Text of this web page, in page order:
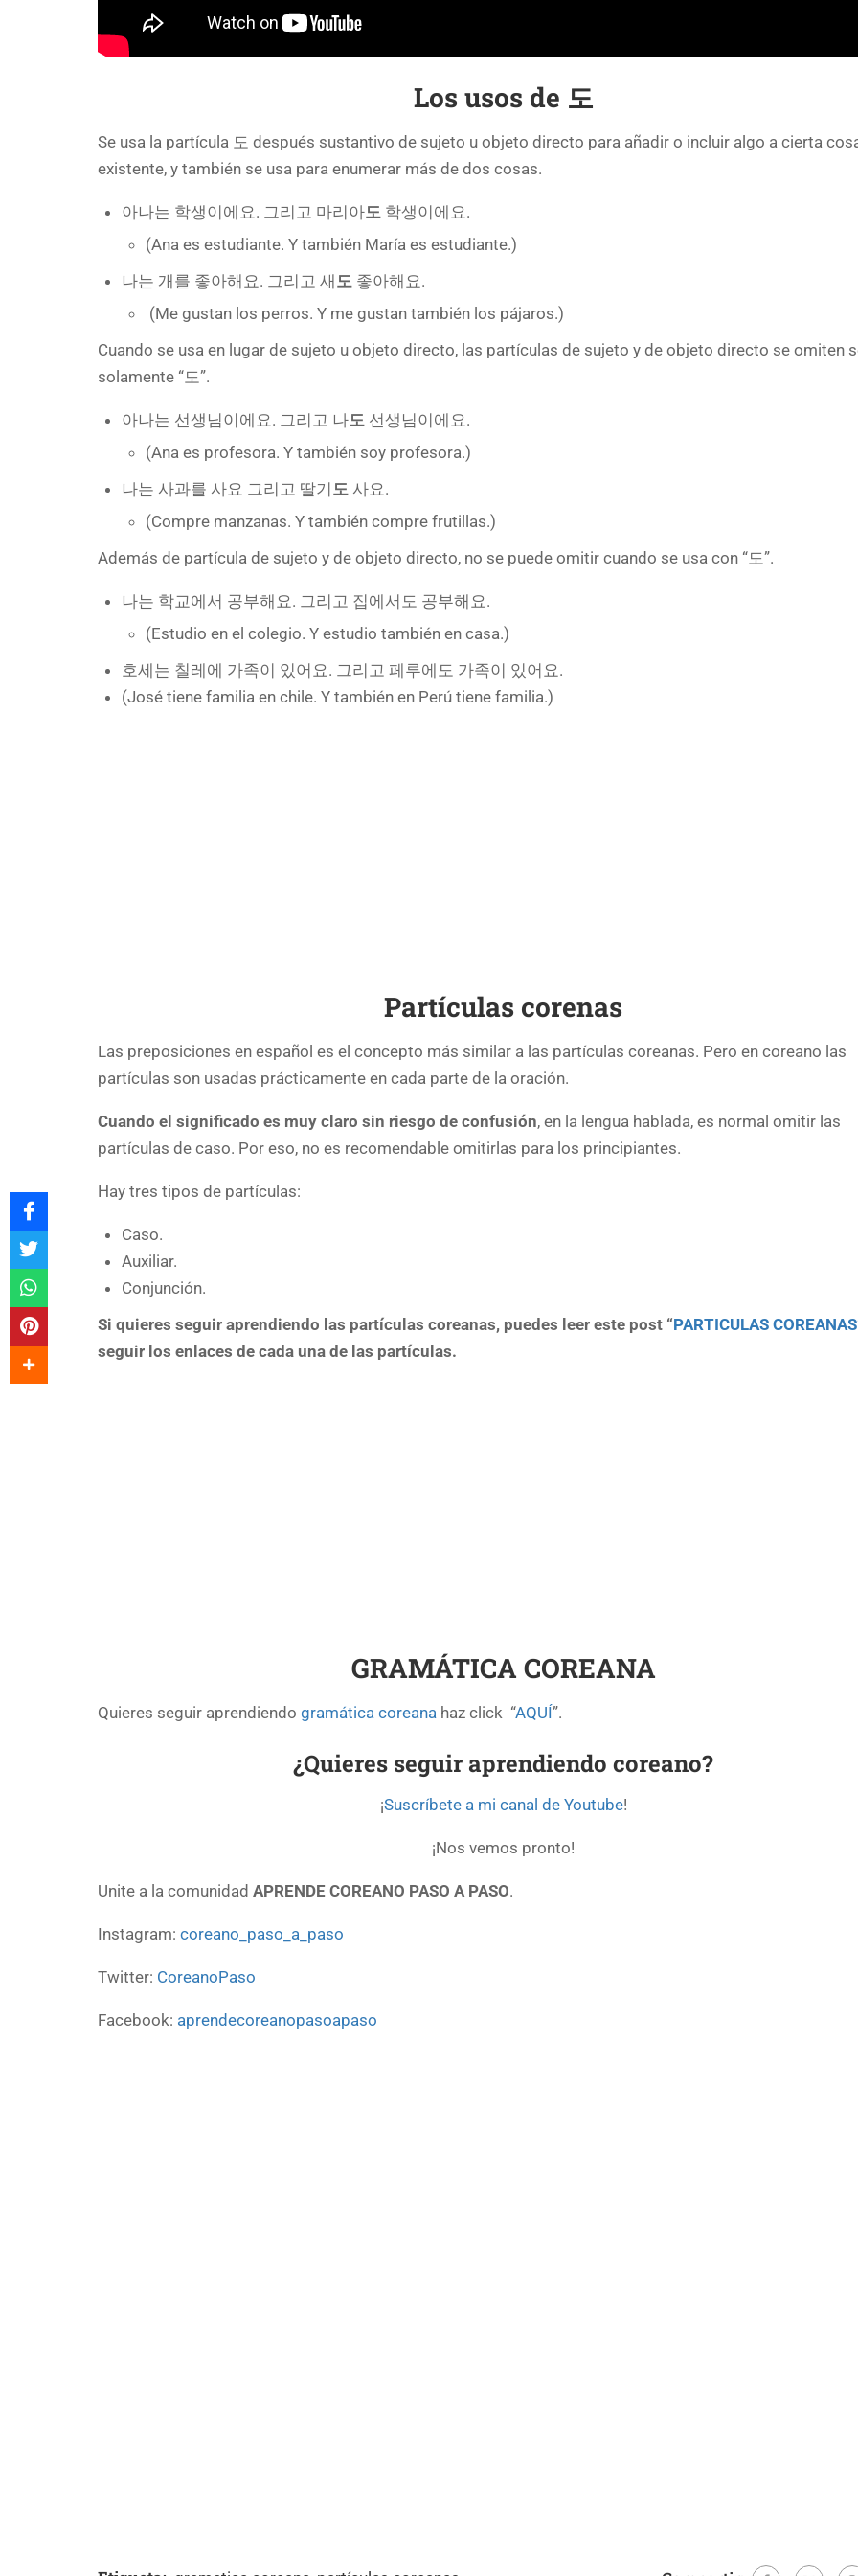
Los usos de 도
Se usa la partícula 도 después sustantivo de sujeto u objeto directo para añadir o incluir algo a cierta
existente, y también se usa para enumerar más de dos cosas.
아나는 학생이에요. 그리고 마리아도 학생이에요.
(Ana es estudiante. Y también María es estudiante.)
나는 개를 좋아해요. 그리고 새 도 좋아해요.
(Me gustan los perros. Y me gustan también los pájaros.)
Cuando se usa en lugar de sujeto u objeto directo, las partículas de sujeto y de objeto directo se omiten
solamente “도”.
아나는 선생님이에요. 그리고 나도 선생님이에요.
(Ana es profesora. Y también soy profesora.)
나는 사과를 사요 그리고 딸기 도 사요.
(Compre manzanas. Y también compre frutillas.)
Además de partícula de sujeto y de objeto directo, no se puede omitir cuando se usa con “도”.
나는 학교에서 공부해요. 그리고 집에서도 공부해요.
(Estudio en el colegio. Y estudio también en casa.)
호세는 칠레에 가족이 있어요. 그리고 페루에도 가족이 있어요.
(José tiene familia en chile. Y también en Perú tiene familia.)
Partículas corenas
Las preposiciones en español es el concepto más similar a las partículas coreanas. Pero en coreano las
partículas son usadas prácticamente en cada parte de la oración.
Cuando el significado es muy claro sin riesgo de confusión, en la lengua hablada, es normal omitir las
partículas de caso. Por eso, no es recomendable omitirlas para los principiantes.
Hay tres tipos de partículas:
Caso.
Auxiliar.
Conjunción.
Si quieres seguir aprendiendo las partículas coreanas, puedes leer este post “PARTICULAS COREANAS
seguir los enlaces de cada una de las partículas.
GRAMÁTICA COREANA
Quieres seguir aprendiendo gramática coreana haz click “AQUÍ”.
¿Quieres seguir aprendiendo coreano?
¡Suscríbete a mi canal de Youtube!
¡Nos vemos pronto!
Unite a la comunidad APRENDE COREANO PASO A PASO.
Instagram: coreano_paso_a_paso
Twitter: CoreanoPaso
Facebook: aprendecoreanopasoapaso